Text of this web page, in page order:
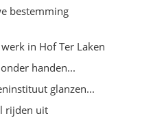
bestemming
in Hof Ter Laken
handen...
glanzen...
rijden uit